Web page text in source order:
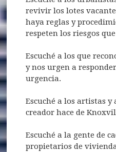
revivir los lotes
haya reglas y
respeten los riesgos
Escuché a los que
y nos urgen a
urgencia.
Escuché a los artistas
creador hace de
Escuché a la gente de
propietarios de